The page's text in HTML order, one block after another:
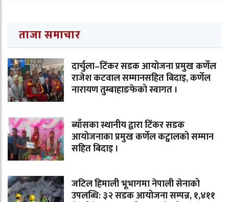
ताजा समाचार
दार्चुला–टिंकर सडक आयोजना प्रमुख कर्णेल
राजेश कटवाल सम्मानसहित बिदाइ, कर्णेल
नारायण तुम्बाहाङफेको स्वागत ।
ब्याँसका स्थानीय द्वारा टिंकर सडक
आयोजनाका प्रमुख कर्णेल कट्वालको सम्मान
सहित बिदाइ ।
जटिल हिमाली भूभागमा नेपाली सेनाको
उपलब्धि: ३२ सडक आयोजना सम्पन्न, १,४११